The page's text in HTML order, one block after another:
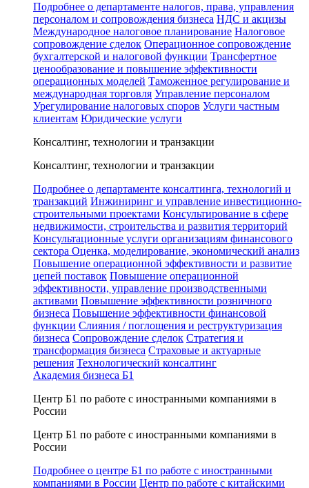
Подробнее о департаменте налогов, права, управления
персоналом и сопровождения бизнеса НДС и акцизы
Международное налоговое планирование Налоговое
сопровождение сделок Операционное сопровождение
бухгалтерской и налоговой функции Трансфертное
ценообразование и повышение эффективности
операционных моделей Таможенное регулирование и
международная торговля Управление персоналом
Урегулирование налоговых споров Услуги частным
клиентам Юридические услуги
Консалтинг, технологии и транзакции
Консалтинг, технологии и транзакции
Подробнее о департаменте консалтинга, технологий и
транзакций Инжиниринг и управление инвестиционно-
строительными проектами Консультирование в сфере
недвижимости, строительства и развития территорий
Консультационные услуги организациям финансового
сектора Оценка, моделирование, экономический анализ
Повышение операционной эффективности и развитие
цепей поставок Повышение операционной
эффективности, управление производственными
активами Повышение эффективности розничного
бизнеса Повышение эффективности финансовой
функции Слияния / поглощения и реструктуризация
бизнеса Сопровождение сделок Стратегия и
трансформация бизнеса Страховые и актуарные
решения Технологический консалтинг
Академия бизнеса Б1
Центр Б1 по работе с иностранными компаниями в
России
Центр Б1 по работе с иностранными компаниями в
России
Подробнее о центре Б1 по работе с иностранными
компаниями в России Центр по работе с китайскими